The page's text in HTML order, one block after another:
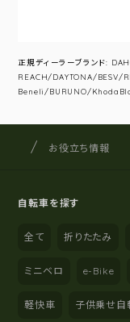
正規ディーラーブランド:
REACH/DAYTONA/BESV/
Beneli/BURUNO/
サイト内の
サイクルショップナカゴヤ
お役立ち情報
自転車を探す
全て 折りたたみ
ミニベロ e-Bike
軽快車 子供乗せ自